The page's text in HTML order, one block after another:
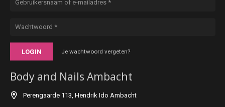
LOGIN Je wachtwoord vergeten?
Body and Nails Ambacht
Perengaarde 113, Hendrik Ido Ambacht